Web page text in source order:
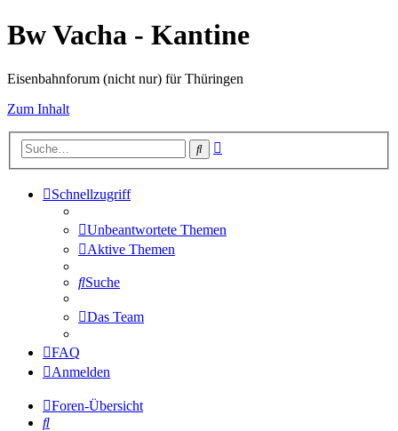
Bw Vacha - Kantine
Eisenbahnforum (nicht nur) für Thüringen
Zum Inhalt
Suche
Schnellzugriff
Unbeantwortete Themen
Aktive Themen
Suche
Das Team
FAQ
Anmelden
Foren-Übersicht
Suche